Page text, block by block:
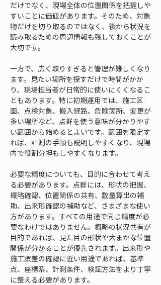
だけでなく、現場全体の位置関係を把握しや
すいことに価値があります。そのため、対象
物だけを切り取るのではなく、後から状況を
読み取るための周辺情報も残しておくことが
大切です。
一方で、広く取りすぎると管理が難しくなり
ます。見たい場所を探すだけで時間がかか
り、現場担当者が日常的に使いにくくなるこ
ともあります。特に初期運用では、施工区
画、点検対象、搬入経路、危険箇所、変更が
多い場所など、点群を使う意味が分かりやす
い範囲から始めるとよいです。範囲を限定す
れば、計測の手順も説明しやすくなり、現場
内で役割分担もしやすくなります。
必要な精度についても、目的に合わせて考え
る必要があります。点群には、形状の把握、
概略確認、位置関係の共有、数量算出の補
助、出来形確認の補助など、さまざまな使い
方があります。すべての用途で同じ精度が必
要なわけではありません。概略の状況共有が
目的であれば、見た目の形状や大まかな位置
関係が分かることが優先されます。出来形や
施工誤差の確認に近い用途であれば、基準
点、座標系、計測条件、検証方法をより丁寧
に整える必要があります。